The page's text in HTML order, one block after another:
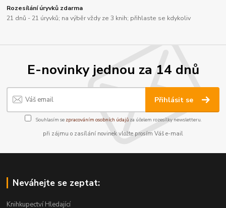
Rozesílání úryvků zdarma
21 dnů - 21 úryvků; na výběr vždy ze 3 knih; přihlaste se kdykoliv
E-novinky jednou za 14 dnů
Přihlásit se
Souhlasím se zpracováním osobních údajůza účelem rozesílky newsletteru.
při zájmu o zasílání novinek vložte prosím Váš e-mail
Neváhejte se zeptat:
Knihkupectví Hledající